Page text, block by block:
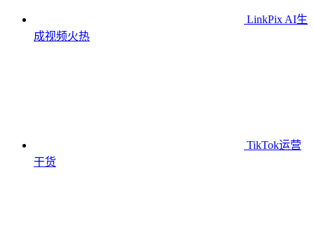
LinkPix AI生
成视频火热
TikTok运营
干货